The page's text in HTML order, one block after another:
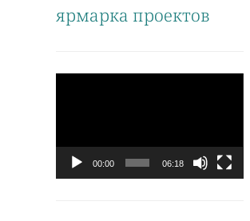
ярмарка проектов
00:00 06:18